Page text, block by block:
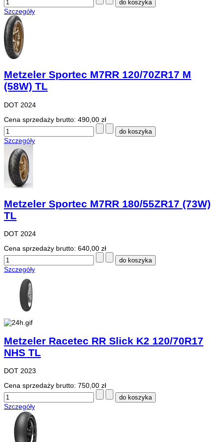
Szczegóły
Metzeler Sportec M7RR 120/70ZR17 M
(58W) TL
DOT 2024
Cena sprzedaży brutto: 490,00 zł
Szczegóły
Metzeler Sportec M7RR 180/55ZR17 (73W)
TL
DOT 2024
Cena sprzedaży brutto: 640,00 zł
Szczegóły
Metzeler Racetec RR Slick K2 120/70R17
NHS TL
DOT 2023
Cena sprzedaży brutto: 750,00 zł
Szczegóły